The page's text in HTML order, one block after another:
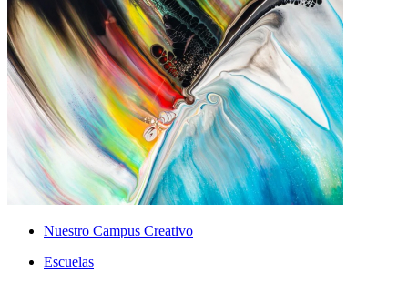
Nuestro Campus Creativo
Escuelas